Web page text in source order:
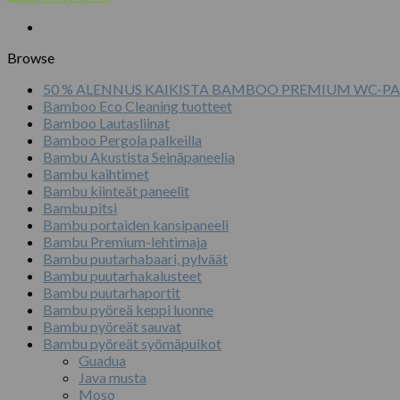
Browse
50 % ALENNUS KAIKISTA BAMBOO PREMIUM WC-
Bamboo Eco Cleaning tuotteet
Bamboo Lautasliinat
Bamboo Pergola palkeilla
Bambu Akustista Seinäpaneelia
Bambu kaihtimet
Bambu kiinteät paneelit
Bambu pitsi
Bambu portaiden kansipaneeli
Bambu Premium-lehtimaja
Bambu puutarhabaari, pylväät
Bambu puutarhakalusteet
Bambu puutarhaportit
Bambu pyöreä keppi luonne
Bambu pyöreät sauvat
Bambu pyöreät syömäpuikot
Guadua
Java musta
Moso